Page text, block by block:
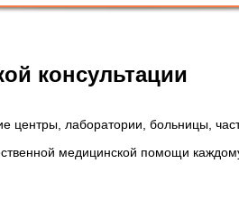
консультации
лаборатории, больницы,
медицинской помощи